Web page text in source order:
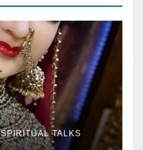
SPIRITUAL TALKS